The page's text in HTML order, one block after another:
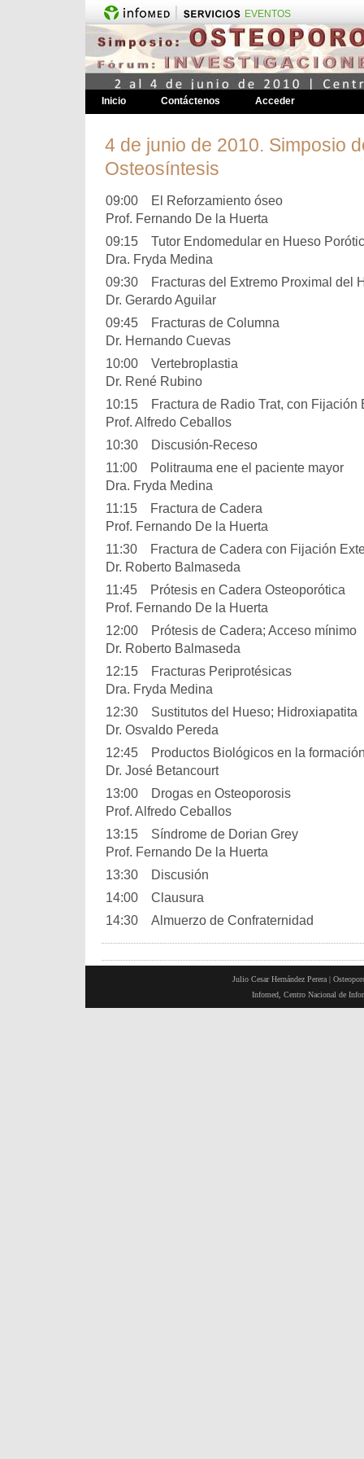
EVENTOS
Inicio Contáctenos Acceder
4 de junio de 2010. Simposio
Osteosíntesis
09:00 El Reforzamiento óseo
Prof. Fernando De la Huerta
09:15 Tutor Endomedular en Hueso
Dra. Fryda Medina
09:30 Fracturas del Extremo Proximal del
Dr. Gerardo Aguilar
09:45 Fracturas de Columna
Dr. Hernando Cuevas
10:00 Vertebroplastia
Dr. René Rubino
10:15 Fractura de Radio Trat, con Fijación
Prof. Alfredo Ceballos
10:30 Discusión-Receso
11:00 Politrauma ene el paciente mayor
Dra. Fryda Medina
11:15 Fractura de Cadera
Prof. Fernando De la Huerta
11:30 Fractura de Cadera con Fijación
Dr. Roberto Balmaseda
11:45 Prótesis en Cadera Osteoporótica
Prof. Fernando De la Huerta
12:00 Prótesis de Cadera; Acceso mínimo
Dr. Roberto Balmaseda
12:15 Fracturas Periprotésicas
Dra. Fryda Medina
12:30 Sustitutos del Hueso; Hidroxiapatita
Dr. Osvaldo Pereda
12:45 Productos Biológicos en la
Dr. José Betancourt
13:00 Drogas en Osteoporosis
Prof. Alfredo Ceballos
13:15 Síndrome de Dorian Grey
Prof. Fernando De la Huerta
13:30 Discusión
14:00 Clausura
14:30 Almuerzo de Confraternidad
Julio Cesar Hernández Perera |
Infomed, Centro Nacional de